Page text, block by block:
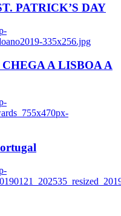
PATRICK’S DAY
335x256.jpg
A LISBOA A